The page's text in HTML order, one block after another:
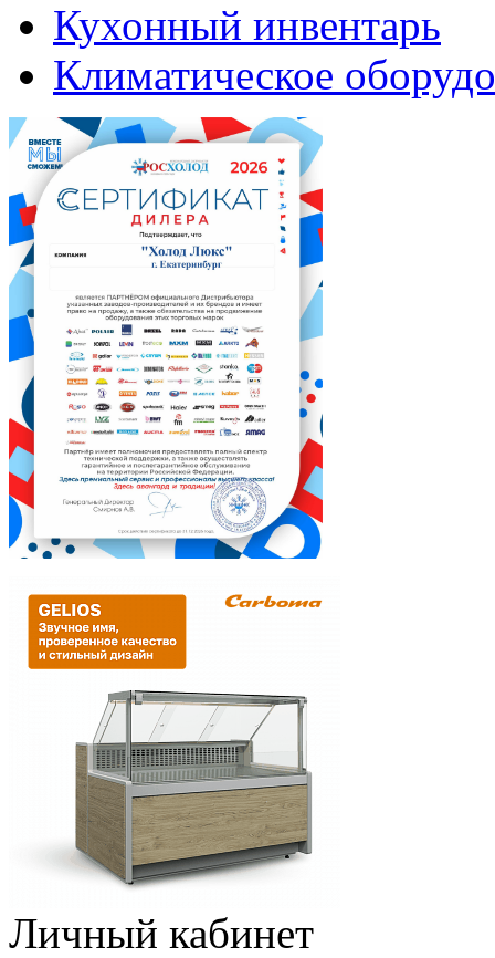
Кухонный инвентарь
Климатическое
Личный кабинет